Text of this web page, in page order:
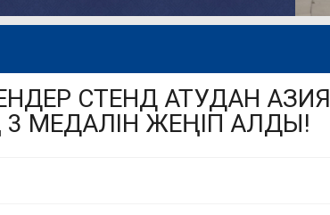
СТЕНД АТУДАН АЗИЯ
МЕДАЛІН ЖЕҢІП АЛДЫ!